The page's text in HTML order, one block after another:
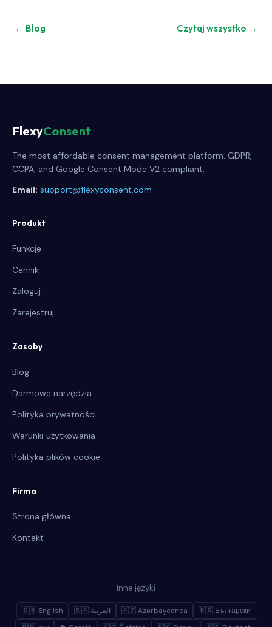
← Blog Czytaj wszystko →
FlexyConsent
The most affordable consent management platform. GDPR,
CCPA, and Google Consent Mode V2 compliant.
Email: support@flexyconsent.com
Produkt
Funkcje
Cennik
Zaloguj
Zarejestruj
Zasoby
Blog
Darmowe narzędzia
Polityka prywatności
Warunki użytkowania
Polityka plików cookie
Firma
Strona główna
Kontakt
Inne języki
🇬🇧 English 🇸🇦 العربية 🇦🇿 Azərbaycanca
🇧🇬 Български